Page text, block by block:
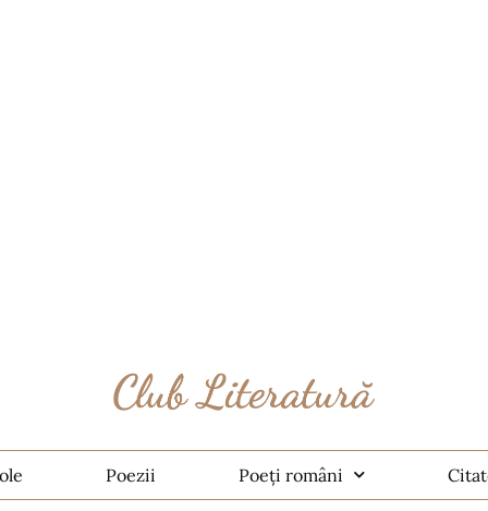
Poezii Poeți români